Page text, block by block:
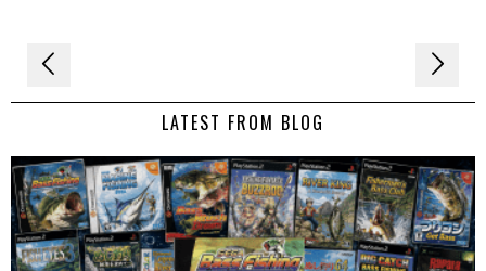
Navigation
de LATEST FROM BLOG